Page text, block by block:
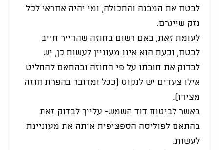
לבטח את המבנה והתכולה, ומי יהיה אחראי לכל
נזק שייגרם.
לעומת זאת, באם רשום בחוזה שהדייר חייב
לבטח, וכעת הוא אינו מעוניין לעשות כן, יש
לבדוק את חובתו על פי החוזה ובהתאם להחליט
אילו צעדים יש לנקוט (ככל ומדובר בהפרת חוזה
מצידו).
באשר לביטוח דוד השמש- עלייך לבדוק זאת
בהתאם לפוליסה הספציפית אותה את מעוניינת
לעשות.